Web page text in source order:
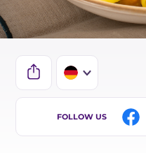
IT
FOLLOW US